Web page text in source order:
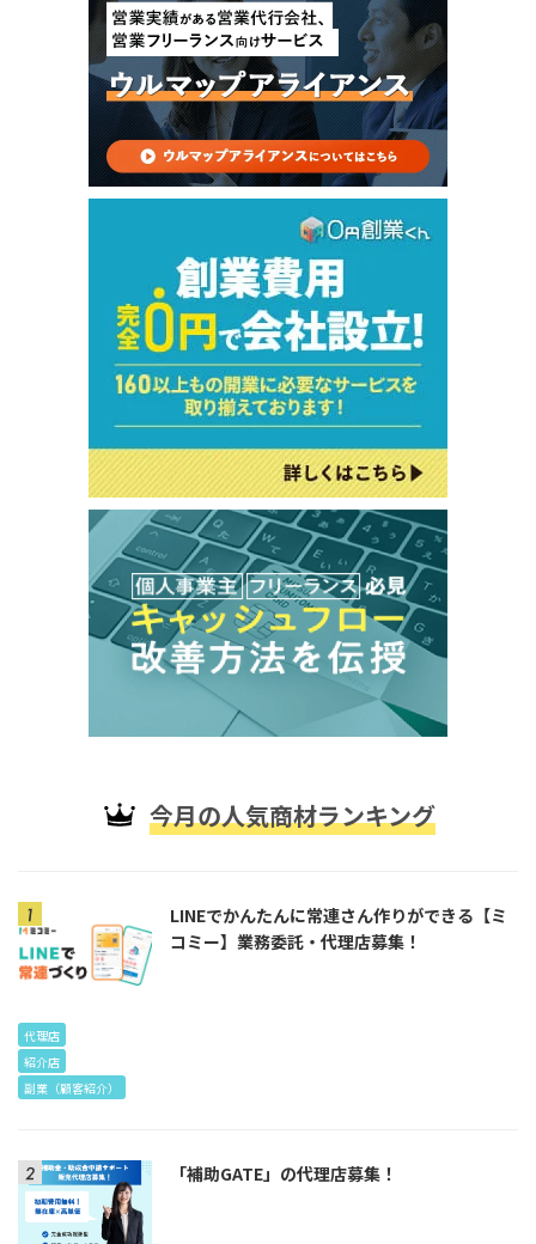
今月の人気商材ランキング
LINEでかんたんに常連さん作りができる【ミ
コミー】業務委託・代理店募集！
代理店
紹介店
副業（顧客紹介）
「補助GATE」の代理店募集！